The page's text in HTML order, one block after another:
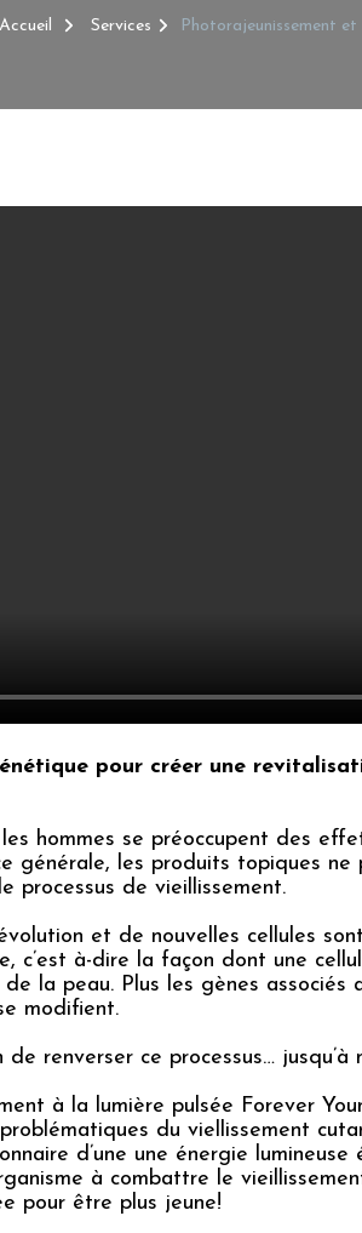
Accueil Services Photorajeunissement
pour créer une
hommes se préoccupent des
générale, les produits topiques
processus de vieillissement.
et de nouvelles cellules
c’est à-dire la façon dont une
la peau. Plus les gènes
modifient.
renverser ce processus… jusqu’à
à la lumière pulsée Forever
du viellissement
d’une une énergie
à combattre le
pour être plus jeune!